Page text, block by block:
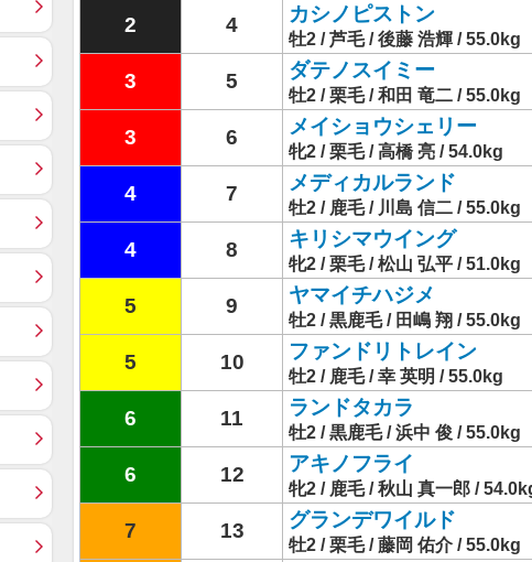
2 4 カシノピストン
牡2 / 芦毛 / 後藤 浩輝 / 55.0kg
3 5 ダテノスイミー
牡2 / 栗毛 / 和田 竜二 / 55.0kg
3 6 メイショウシェリー
牝2 / 栗毛 / 高橋 亮 / 54.0kg
4 7 メディカルランド
牡2 / 鹿毛 / 川島 信二 / 55.0kg
4 8 キリシマウイング
牝2 / 栗毛 / 松山 弘平 / 51.0kg
5 9 ヤマイチハジメ
牡2 / 黒鹿毛 / 田嶋 翔 / 55.0kg
5 10 ファンドリトレイン
牡2 / 鹿毛 / 幸 英明 / 55.0kg
6 11 ランドタカラ
牡2 / 黒鹿毛 / 浜中 俊 / 55.0kg
6 12 アキノフライ
牝2 / 鹿毛 / 秋山 真一郎 /
7 13 グランデワイルド
牡2 / 栗毛 / 藤岡 佑介 / 55.0kg